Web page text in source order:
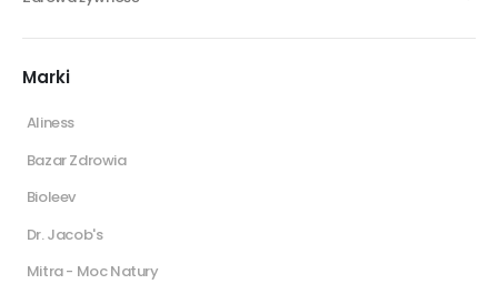
Marki
Aliness
Bazar Zdrowia
Bioleev
Dr. Jacob's
Mitra - Moc Natury